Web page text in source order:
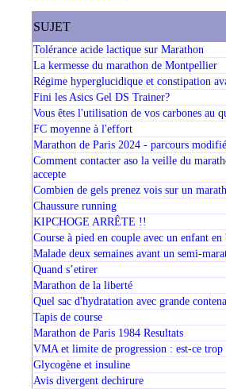
SUJET
Tolérance acide lactique sur Marathon
La kermesse du marathon de Montpellier
Régime hyperglucidique et constipation
Fini les Asics Gel DS Trainer?
Vous êtes l'utilisation de vos carbones au
FC moyenne à l'effort
Marathon de Paris 2024 - parcours modifié
Comment contacter aso la veille du
accepte
Combien de gels prenez vois sur un
Chaussure running
KIPCHOGE ARRÊTE !!
Course à pied en couple avec un enfant en
Malade deux semaines avant un semi-
Quand s’etirer
Marathon de la liberté
Quel sac d'hydratation avec grande
Tapis de course
Marathon de Paris 1984 Resultats
VMA et limite de progression : est-ce trop
Glycogène et insuline
Avis divergent dechirure